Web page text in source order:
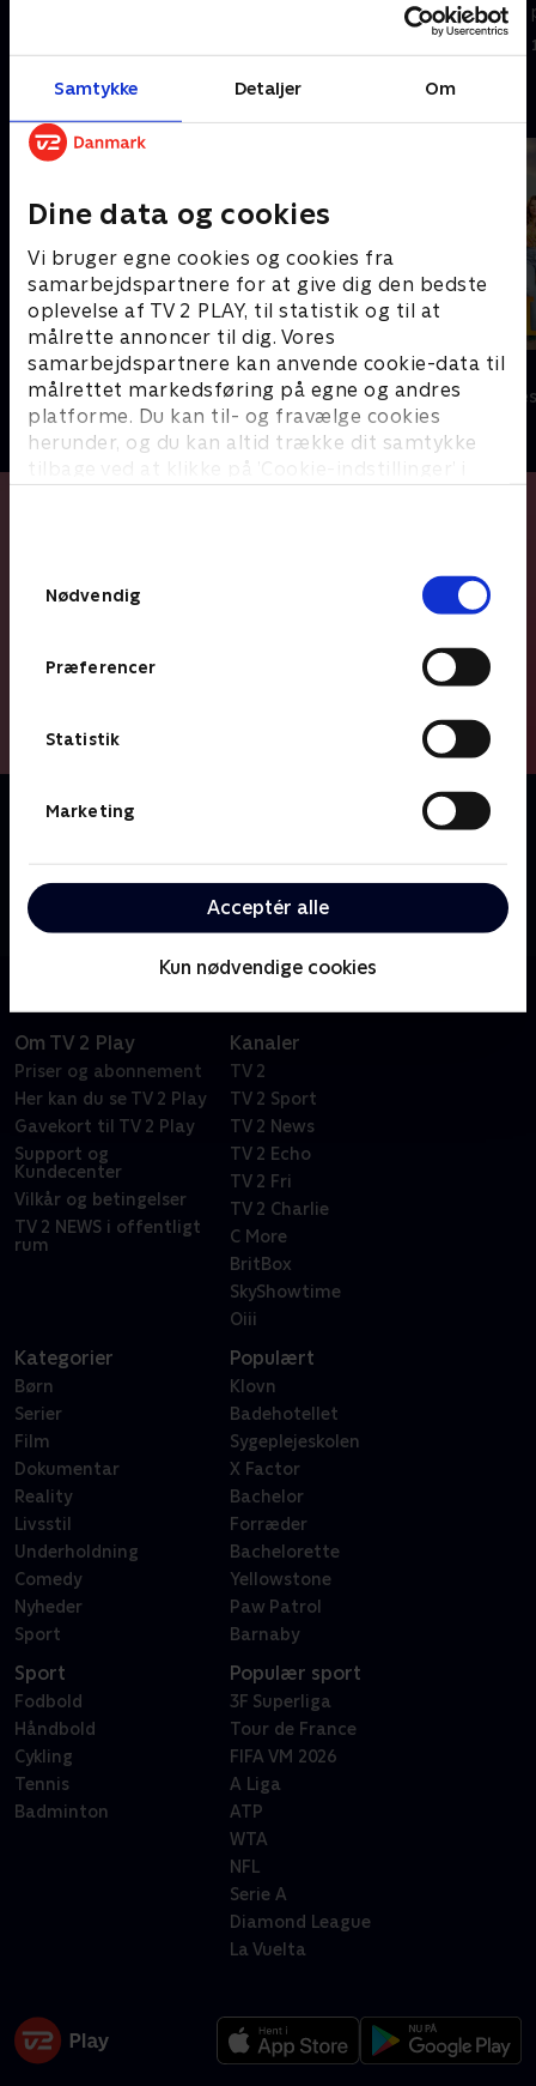
Samtykke Detaljer Om
Dine data og cookies
Vi bruger egne cookies og cookies fra
samarbejdspartnere for at give dig den bedste
oplevelse af TV 2 PLAY, til statistik og til at
målrette annoncer til dig. Vores
samarbejdspartnere kan anvende cookie-data til
målrettet markedsføring på egne og andres
platforme. Du kan til- og fravælge cookies
herunder, og du kan altid trække dit samtykke
tilbage ved at klikke på ’Cookie-indstillinger’ i
Nødvendig
Præferencer
Statistik
Marketing
Acceptér alle
Kun nødvendige cookies
fødselsdag.
for så kan de nemlig tage i
Andre så også
Sølykken
Komedie • 4 sæsoner
Solsidan
Komedie • 9
Om Helt hysterisk
Prisbelønnet kultkomedieserie om veninderne Edina
umodne overfladiske modefreaks, der altid nyder
alkohol.
Om TV 2 Play
Priser og abonnement
Her kan du se TV 2 Play
Gavekort til TV 2 Play
Support og
Kundecenter
Vilkår og betingelser
TV 2 NEWS i offentligt
rum
Kanaler
TV 2
TV 2 Sport
TV 2 News
TV 2 Echo
TV 2 Fri
TV 2 Charlie
C More
BritBox
SkyShowtime
Oiii
Kategorier
Børn
Serier
Film
Dokumentar
Reality
Livsstil
Underholdning
Comedy
Nyheder
Sport
Populært
Klovn
Badehotellet
Sygeplejeskolen
X Factor
Bachelor
Forræder
Bachelorette
Yellowstone
Paw Patrol
Barnaby
Sport
Fodbold
Håndbold
Cykling
Tennis
Badminton
Populær sport
3F Superliga
Tour de France
FIFA VM 2026
A Liga
ATP
WTA
NFL
Serie A
Diamond League
La Vuelta